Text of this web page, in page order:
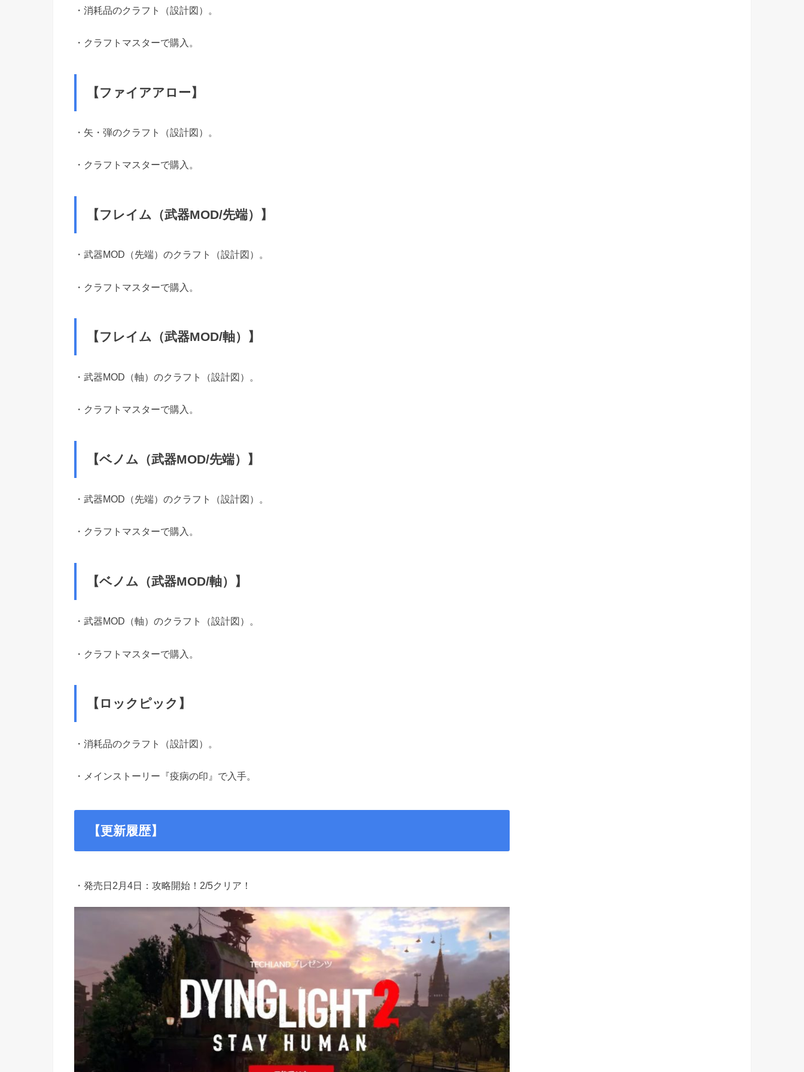
・消耗品のクラフト（設計図）。
・クラフトマスターで購入。
【ファイアアロー】
・矢・弾のクラフト（設計図）。
・クラフトマスターで購入。
【フレイム（武器MOD/先端）】
・武器MOD（先端）のクラフト（設計図）。
・クラフトマスターで購入。
【フレイム（武器MOD/軸）】
・武器MOD（軸）のクラフト（設計図）。
・クラフトマスターで購入。
【ベノム（武器MOD/先端）】
・武器MOD（先端）のクラフト（設計図）。
・クラフトマスターで購入。
【ベノム（武器MOD/軸）】
・武器MOD（軸）のクラフト（設計図）。
・クラフトマスターで購入。
【ロックピック】
・消耗品のクラフト（設計図）。
・メインストーリー『疫病の印』で入手。
【更新履歴】
・発売日2月4日：攻略開始！2/5クリア！